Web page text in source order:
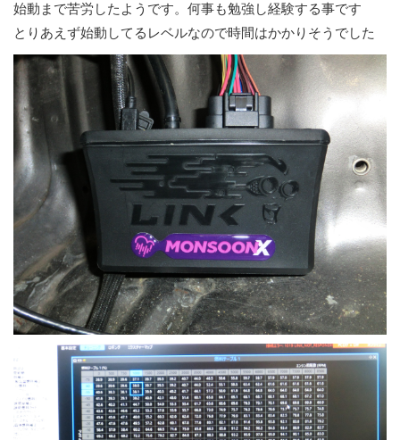
始動まで苦労したようです。何事も勉強し経験する事です
とりあえず始動してるレベルなので時間はかかりそうでした